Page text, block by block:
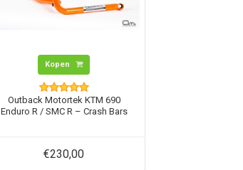
Kopen
Outback Motortek KTM 690
Enduro R / SMC R – Crash Bars
€230,00